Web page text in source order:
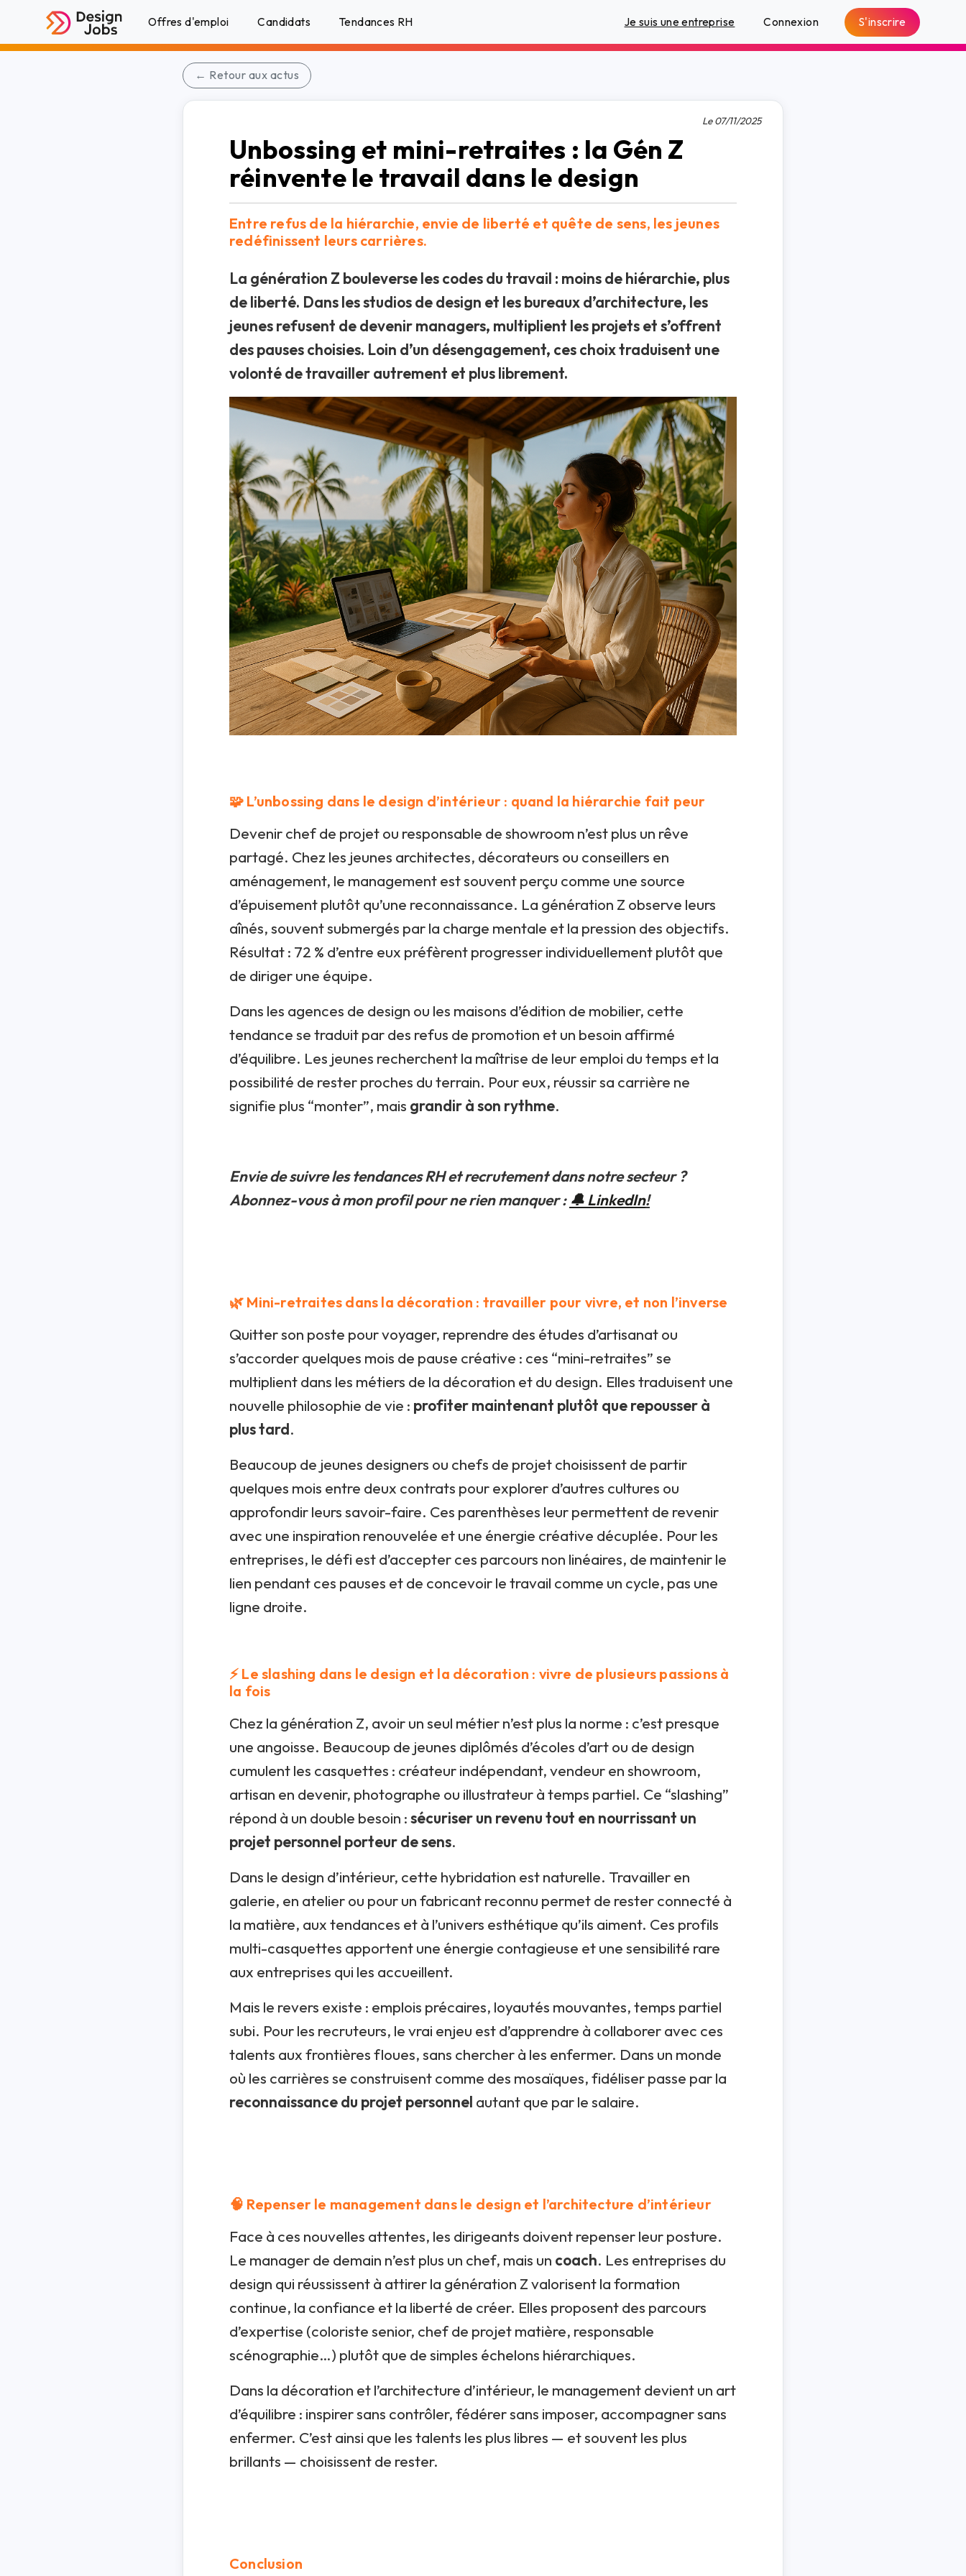
Offres d'emploi Candidats Tendances RH Je suis une entreprise Connexion S'inscrire
← Retour aux actus
Le 07/11/2025
Unbossing et mini-retraites : la Gén Z
réinvente le travail dans le design
Entre refus de la hiérarchie, envie de liberté et quête de sens, les jeunes
redéfinissent leurs carrières.
La génération Z bouleverse les codes du travail : moins de hiérarchie, plus
de liberté. Dans les studios de design et les bureaux d’architecture, les
jeunes refusent de devenir managers, multiplient les projets et s’offrent
des pauses choisies. Loin d’un désengagement, ces choix traduisent une
volonté de travailler autrement et plus librement.
🧩 L’unbossing dans le design d’intérieur : quand la hiérarchie fait peur
Devenir chef de projet ou responsable de showroom n’est plus un rêve
partagé. Chez les jeunes architectes, décorateurs ou conseillers en
aménagement, le management est souvent perçu comme une source
d’épuisement plutôt qu’une reconnaissance. La génération Z observe leurs
aînés, souvent submergés par la charge mentale et la pression des objectifs.
Résultat : 72 % d’entre eux préfèrent progresser individuellement plutôt que
de diriger une équipe.
Dans les agences de design ou les maisons d’édition de mobilier, cette
tendance se traduit par des refus de promotion et un besoin affirmé
d’équilibre. Les jeunes recherchent la maîtrise de leur emploi du temps et la
possibilité de rester proches du terrain. Pour eux, réussir sa carrière ne
signifie plus “monter”, mais grandir à son rythme.
Envie de suivre les tendances RH et recrutement dans notre secteur ?
Abonnez-vous à mon profil pour ne rien manquer : 🔔 LinkedIn!
🌿 Mini-retraites dans la décoration : travailler pour vivre, et non l’inverse
Quitter son poste pour voyager, reprendre des études d’artisanat ou
s’accorder quelques mois de pause créative : ces “mini-retraites” se
multiplient dans les métiers de la décoration et du design. Elles traduisent une
nouvelle philosophie de vie : profiter maintenant plutôt que repousser à
plus tard.
Beaucoup de jeunes designers ou chefs de projet choisissent de partir
quelques mois entre deux contrats pour explorer d’autres cultures ou
approfondir leurs savoir-faire. Ces parenthèses leur permettent de revenir
avec une inspiration renouvelée et une énergie créative décuplée. Pour les
entreprises, le défi est d’accepter ces parcours non linéaires, de maintenir le
lien pendant ces pauses et de concevoir le travail comme un cycle, pas une
ligne droite.
⚡ Le slashing dans le design et la décoration : vivre de plusieurs passions à
la fois
Chez la génération Z, avoir un seul métier n’est plus la norme : c’est presque
une angoisse. Beaucoup de jeunes diplômés d’écoles d’art ou de design
cumulent les casquettes : créateur indépendant, vendeur en showroom,
artisan en devenir, photographe ou illustrateur à temps partiel. Ce “slashing”
répond à un double besoin :sécuriser un revenu tout en nourrissant un
projet personnel porteur de sens.
Dans le design d’intérieur, cette hybridation est naturelle. Travailler en
galerie, en atelier ou pour un fabricant reconnu permet de rester connecté à
la matière, aux tendances et à l’univers esthétique qu’ils aiment. Ces profils
multi-casquettes apportent une énergie contagieuse et une sensibilité rare
aux entreprises qui les accueillent.
Mais le revers existe : emplois précaires, loyautés mouvantes, temps partiel
subi. Pour les recruteurs, le vrai enjeu est d’apprendre à collaborer avec ces
talents aux frontières floues, sans chercher à les enfermer. Dans un monde
où les carrières se construisent comme des mosaïques, fidéliser passe par la
reconnaissance du projet personnel autant que par le salaire.
🧠 Repenser le management dans le design et l’architecture d’intérieur
Face à ces nouvelles attentes, les dirigeants doivent repenser leur posture.
Le manager de demain n’est plus un chef, mais un coach. Les entreprises du
design qui réussissent à attirer la génération Z valorisent la formation
continue, la confiance et la liberté de créer. Elles proposent des parcours
d’expertise (coloriste senior, chef de projet matière, responsable
scénographie…) plutôt que de simples échelons hiérarchiques.
Dans la décoration et l’architecture d’intérieur, le management devient un art
d’équilibre : inspirer sans contrôler, fédérer sans imposer, accompagner sans
enfermer. C’est ainsi que les talents les plus libres — et souvent les plus
brillants — choisissent de rester.
Conclusion